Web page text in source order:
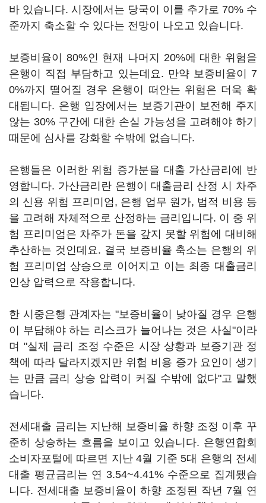
바 있습니다. 시장에서는 당국이 이를 추가로 70% 수
준까지 축소할 수 있다는 전망이 나오고 있습니다.
보증비율이 80%인 현재 나머지 20%에 대한 위험을
은행이 직접 부담하고 있는데요. 만약 보증비율이 7
0%까지 떨어질 경우 은행이 떠안는 위험은 더욱 확
대됩니다. 은행 입장에서는 보증기관이 보전해 주지
않는 30% 구간에 대한 손실 가능성을 고려해야 하기
때문에 심사를 강화할 수밖에 없습니다.
은행들은 이러한 위험 증가분을 대출 가산금리에 반
영합니다. 가산금리란 은행이 대출금리 산정 시 차주
의 신용 위험 프리미엄, 은행 업무 원가, 법적 비용 등
을 고려해 자체적으로 산정하는 금리입니다. 이 중 위
험 프리미엄은 차주가 돈을 갚지 못할 위험에 대비해
추산하는 것인데요. 결국 보증비율 축소는 은행의 위
험 프리미엄 상승으로 이어지고 이는 최종 대출금리
인상 압력으로 작용합니다.
한 시중은행 관계자는 "보증비율이 낮아질 경우 은행
이 부담해야 하는 리스크가 늘어나는 것은 사실"이라
며 "실제 금리 조정 수준은 시장 상황과 보증기관 정
책에 따라 달라지겠지만 위험 비용 증가 요인이 생기
는 만큼 금리 상승 압력이 커질 수밖에 없다"고 말했
습니다.
전세대출 금리는 지난해 보증비율 하향 조정 이후 꾸
준히 상승하는 흐름을 보이고 있습니다. 은행연합회
소비자포털에 따르면 지난 4월 기준 5대 은행의 전세
대출 평균금리는 연 3.54~4.41% 수준으로 집계됐습
니다. 전세대출 보증비율이 하향 조정된 작년 7월 연